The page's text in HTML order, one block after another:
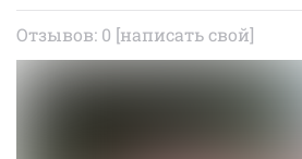
Отзывов: 0 [написать свой]